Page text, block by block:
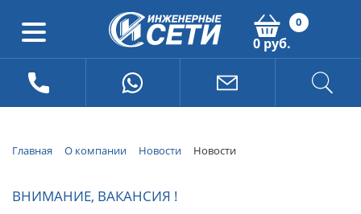
0
0 руб.
Главная О компании Новости Новости
ВНИМАНИЕ, ВАКАНСИЯ !